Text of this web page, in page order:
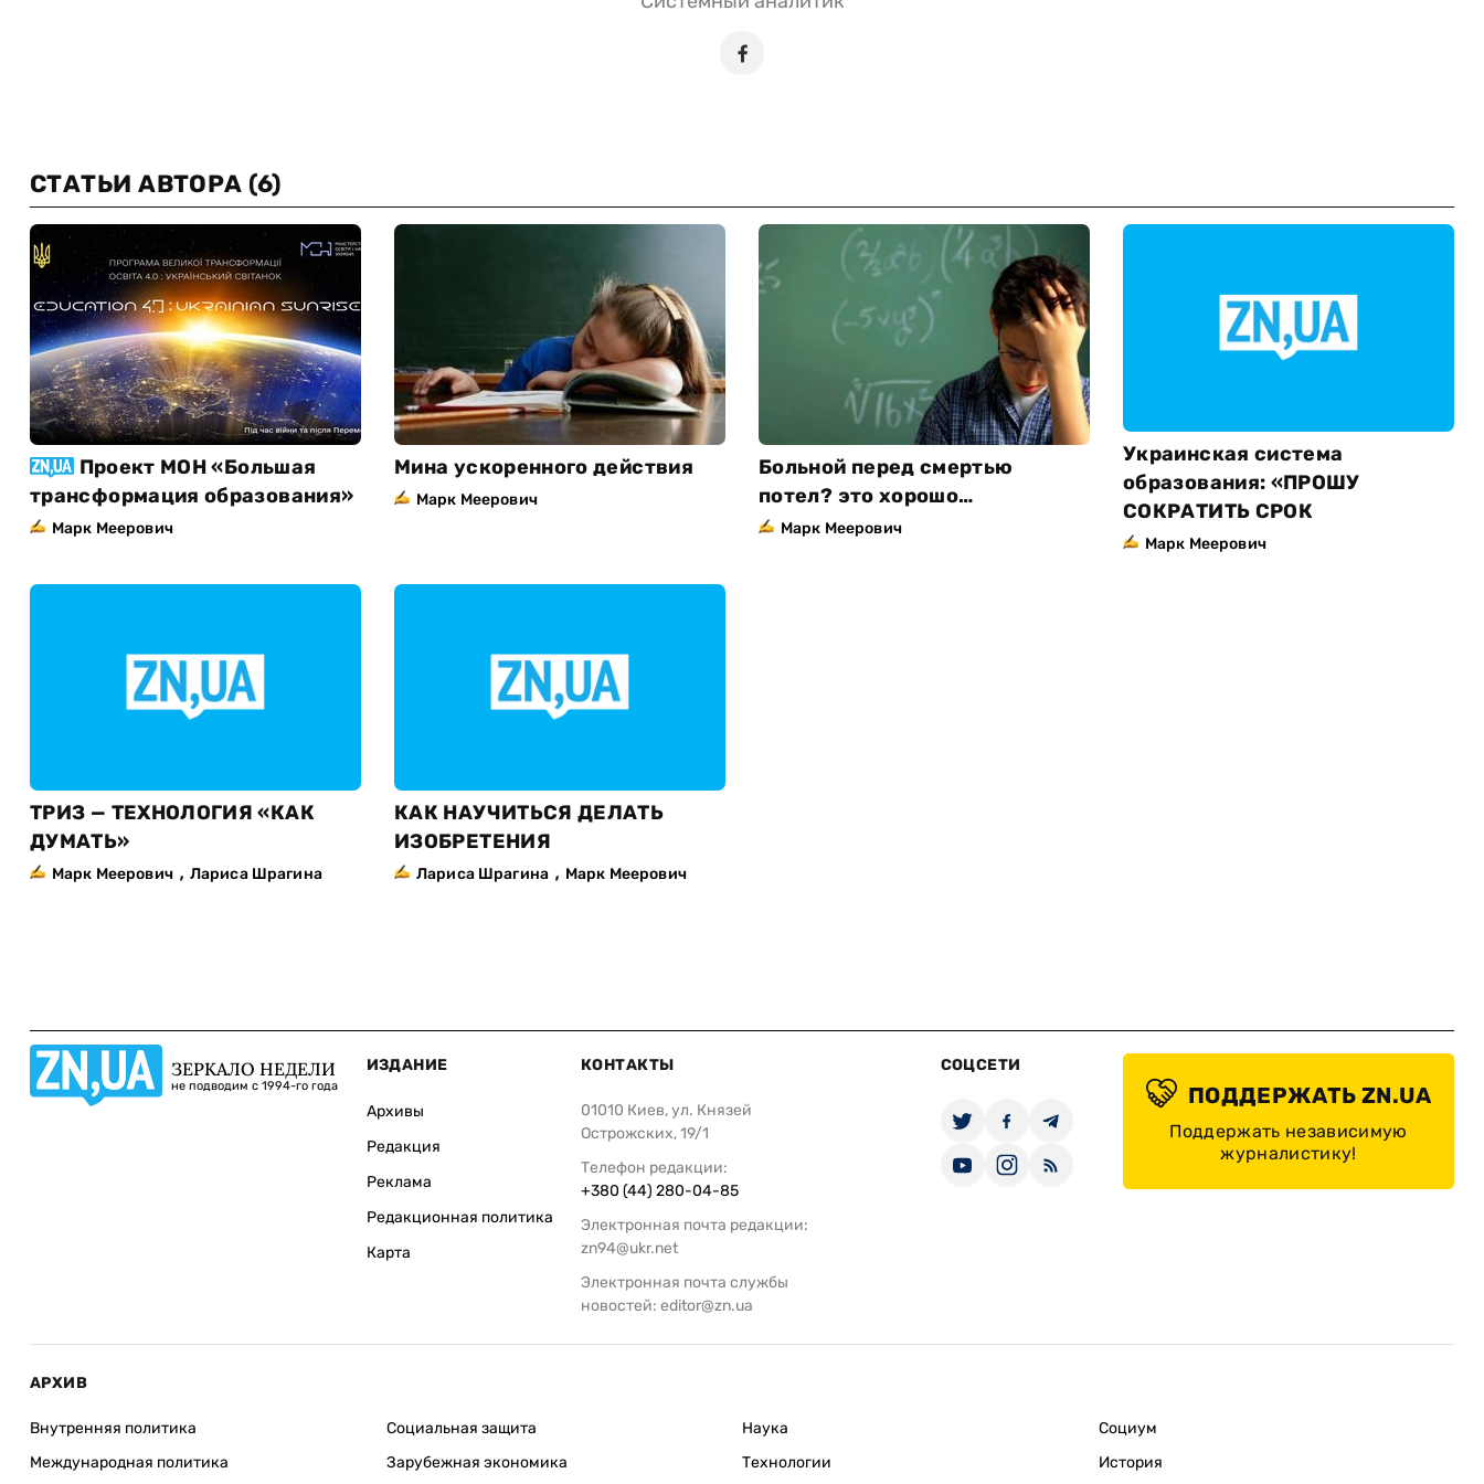
СТАТЬИ АВТОРА (6)
Проект МОН «Большая
трансформация образования»
Марк Меерович
Мина ускоренного действия
Марк Меерович
Больной перед смертью
потел? это хорошо…
Марк Меерович
Украинская система
образования: «ПРОШУ
СОКРАТИТЬ СРОК
Марк Меерович
ТРИЗ — ТЕХНОЛОГИЯ «КАК
ДУМАТЬ»
Марк Меерович , Лариса Шрагина
КАК НАУЧИТЬСЯ ДЕЛАТЬ
ИЗОБРЕТЕНИЯ
Лариса Шрагина , Марк Меерович
ЗЕРКАЛО НЕДЕЛИ
не подводим с 1994-го года
ИЗДАНИЕ
Архивы
Редакция
Реклама
Редакционная политика
Карта
КОНТАКТЫ
01010 Киев, ул. Князей
Острожских, 19/1
Телефон редакции:
+380 (44) 280-04-85
Электронная почта редакции:
zn94@ukr.net
Электронная почта службы
новостей: editor@zn.ua
СОЦСЕТИ
ПОДДЕРЖАТЬ ZN.UA
Поддержать независимую
журналистику!
АРХИВ
Внутренняя политика
Международная политика
Социальная защита
Зарубежная экономика
Наука
Технологии
Социум
История